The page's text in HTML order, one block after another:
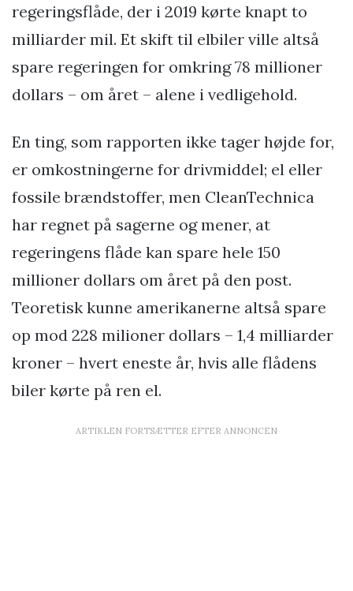
regeringsflåde, der i 2019 kørte knapt to
milliarder mil. Et skift til elbiler ville altså
spare regeringen for omkring 78 millioner
dollars – om året – alene i vedligehold.
En ting, som rapporten ikke tager højde for,
er omkostningerne for drivmiddel; el eller
fossile brændstoffer, men CleanTechnica
har regnet på sagerne og mener, at
regeringens flåde kan spare hele 150
millioner dollars om året på den post.
Teoretisk kunne amerikanerne altså spare
op mod 228 milioner dollars – 1,4 milliarder
kroner – hvert eneste år, hvis alle flådens
biler kørte på ren el.
ARTIKLEN FORTSÆTTER EFTER ANNONCEN